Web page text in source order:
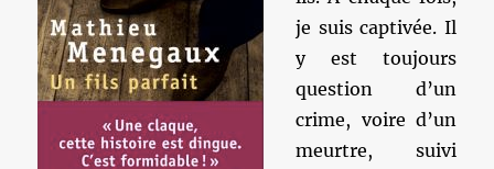
je suis captivée. Il
y est toujours
question d’un
crime, voire d’un
meurtre, suivi